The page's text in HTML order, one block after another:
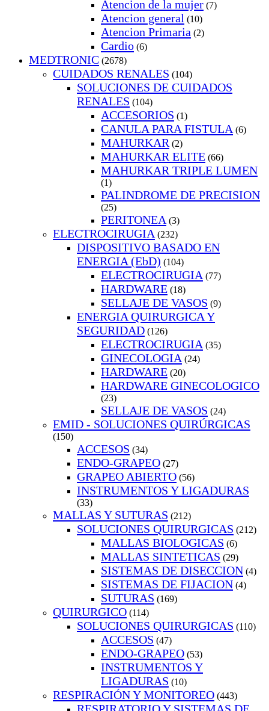
Atencion de la mujer (7)
Atencion general (10)
Atencion Primaria (2)
Cardio (6)
MEDTRONIC (2678)
CUIDADOS RENALES (104)
SOLUCIONES DE CUIDADOS
RENALES (104)
ACCESORIOS (1)
CANULA PARA FISTULA (6)
MAHURKAR (2)
MAHURKAR ELITE (66)
MAHURKAR TRIPLE LUMEN
(1)
PALINDROME DE PRECISION
(25)
PERITONEA (3)
ELECTROCIRUGIA (232)
DISPOSITIVO BASADO EN
ENERGIA (EbD) (104)
ELECTROCIRUGIA (77)
HARDWARE (18)
SELLAJE DE VASOS (9)
ENERGIA QUIRURGICA Y
SEGURIDAD (126)
ELECTROCIRUGIA (35)
GINECOLOGIA (24)
HARDWARE (20)
HARDWARE GINECOLOGICO
(23)
SELLAJE DE VASOS (24)
EMID - SOLUCIONES QUIRÚRGICAS
(150)
ACCESOS (34)
ENDO-GRAPEO (27)
GRAPEO ABIERTO (56)
INSTRUMENTOS Y LIGADURAS
(33)
MALLAS Y SUTURAS (212)
SOLUCIONES QUIRURGICAS (212)
MALLAS BIOLOGICAS (6)
MALLAS SINTETICAS (29)
SISTEMAS DE DISECCION (4)
SISTEMAS DE FIJACION (4)
SUTURAS (169)
QUIRURGICO (114)
SOLUCIONES QUIRURGICAS (110)
ACCESOS (47)
ENDO-GRAPEO (53)
INSTRUMENTOS Y
LIGADURAS (10)
RESPIRACIÓN Y MONITOREO (443)